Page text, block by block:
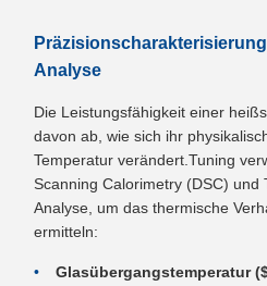
Analyse
Die Leistungsfähigkeit einer
davon ab, wie sich ihr
Temperatur verändert.Tuning
Scanning Calorimetry (DSC)
Analyse, um das thermische
ermitteln:
Glasübergangstemperatur